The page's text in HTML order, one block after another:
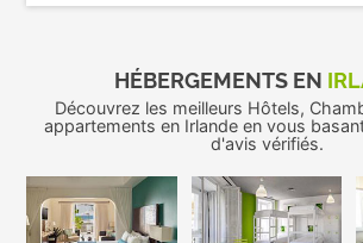
HÉBERGEMENTS EN
Découvrez les meilleurs Hôtels,
appartements en Irlande en vous
d'avis vérifiés.